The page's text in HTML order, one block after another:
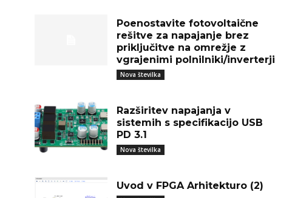
Poenostavite fotovoltaične
rešitve za napajanje brez
priključitve na omrežje z
vgrajenimi polnilniki/inverterji
Nova številka
Razširitev napajanja v
sistemih s specifikacijo USB
PD 3.1
Nova številka
Uvod v FPGA Arhitekturo (2)